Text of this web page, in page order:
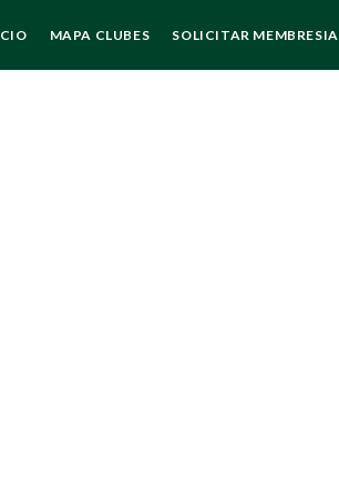
MAPA CLUBES SOLICITAR MEMBRESIA